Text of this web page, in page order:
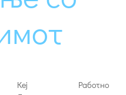
Кеј
Работно